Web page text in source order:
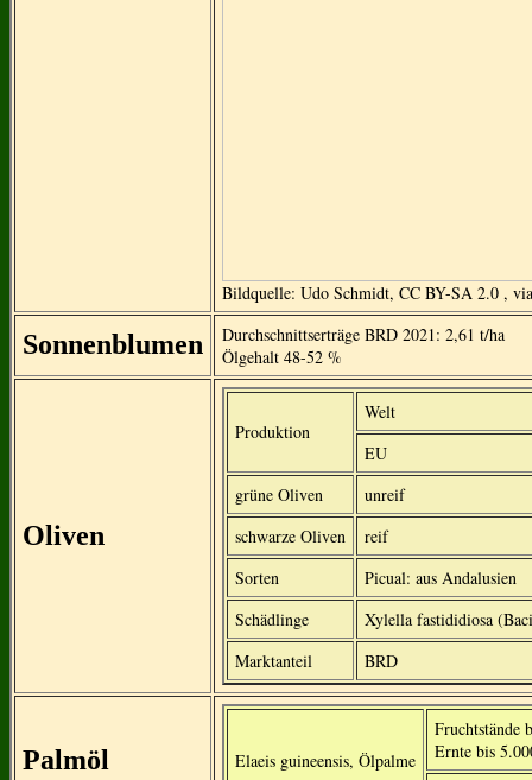
Bildquelle: Udo Schmidt, CC BY-SA 2.0 ,
Sonnenblumen
Durchschnittserträge BRD 2021: 2,61 t/ha
Ölgehalt 48-52 %
Oliven
Produktion
Welt
EU
grüne Oliven
unreif
schwarze Oliven
reif
Sorten
Picual: aus Andalusien
Schädlinge
Xylella fastididiosa
Marktanteil
BRD
Palmöl Elaeis guineensis, Ölpalme
Fruchtstände
Ernte bis